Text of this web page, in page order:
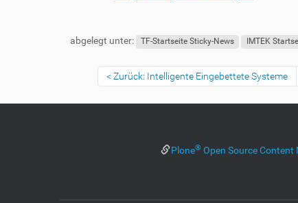
abgelegt unter: TF-Startseite Sticky-News IMTEK
Zurück: Intelligente Eingebettete Systeme
Plone® Open Source